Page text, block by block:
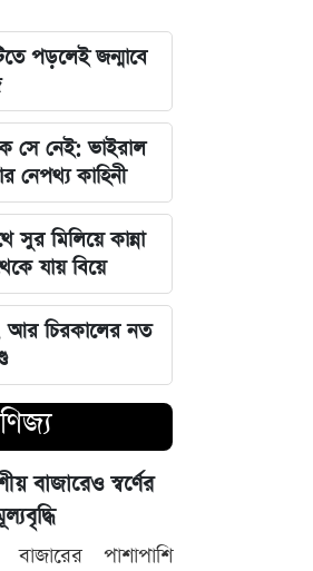
জাতীয় ঐক্য
দাবি: মাহদী
একার নয়, ৫
সাইদুর
সভাপতি
মাস্টার
ধারণ করতে
যায়: ভারপ্রাপ্ত
মুখে
করল মেটা
পড়লেই জন্মাবে
সে নেই: ভাইরাল
নেপথ্য কাহিনী
সুর মিলিয়ে কান্না
যায় বিয়ে
আর চিরকালের নত
বাজারেও স্বর্ণের
বাজারের পাশাপাশি